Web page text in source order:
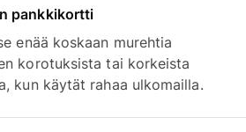
pankkikortti
enää koskaan murehtia
korotuksista tai korkeista
kun käytät rahaa ulkomailla.